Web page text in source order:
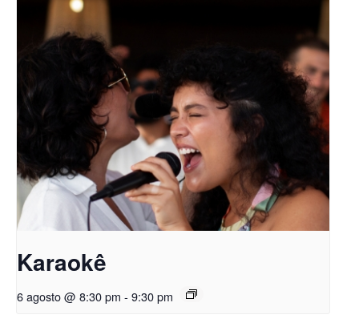
Karaokê
6 agosto @ 8:30 pm - 9:30 pm